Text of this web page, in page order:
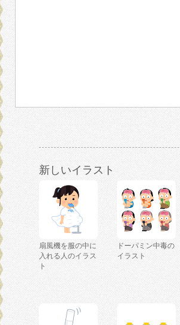
新しいイラスト
扇風機を服の中に
入れる人のイラス
ト
ドーパミン中毒の
イラスト